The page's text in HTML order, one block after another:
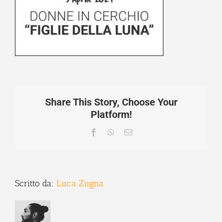
Share This Story, Choose Your
Platform!
FacebookWhatsApp
Email
Scritto da: Luca Zugna